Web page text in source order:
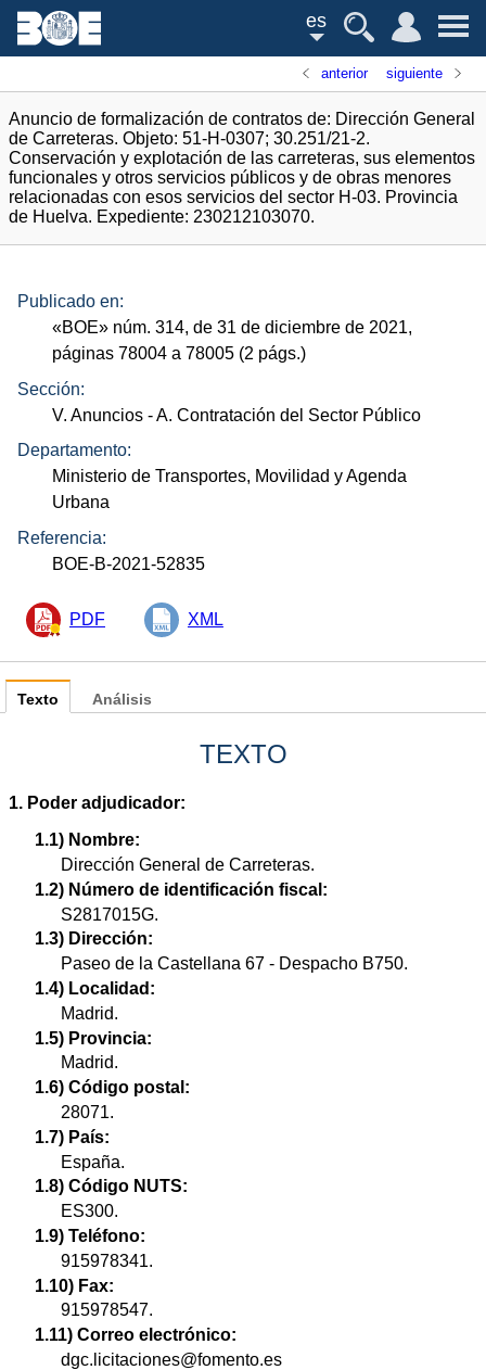
es
anterior siguiente
Anuncio de formalización de contratos de: Dirección General
de Carreteras. Objeto: 51-H-0307; 30.251/21-2.
Conservación y explotación de las carreteras, sus elementos
funcionales y otros servicios públicos y de obras menores
relacionadas con esos servicios del sector H-03. Provincia
de Huelva. Expediente: 230212103070.
Publicado en:
«BOE» núm. 314, de 31 de diciembre de 2021,
páginas 78004 a 78005 (2 págs.)
Sección:
V. Anuncios - A. Contratación del Sector Público
Departamento:
Ministerio de Transportes, Movilidad y Agenda
Urbana
Referencia:
BOE-B-2021-52835
PDF XML
Texto
TEXTO
1. Poder adjudicador:
1.1) Nombre:
Dirección General de Carreteras.
1.2) Número de identificación fiscal:
S2817015G.
1.3) Dirección:
Paseo de la Castellana 67 - Despacho B750.
1.4) Localidad:
Madrid.
1.5) Provincia:
Madrid.
1.6) Código postal:
28071.
1.7) País:
España.
1.8) Código NUTS:
ES300.
1.9) Teléfono:
915978341.
1.10) Fax:
915978547.
1.11) Correo electrónico:
dgc.licitaciones@fomento.es
Análisis